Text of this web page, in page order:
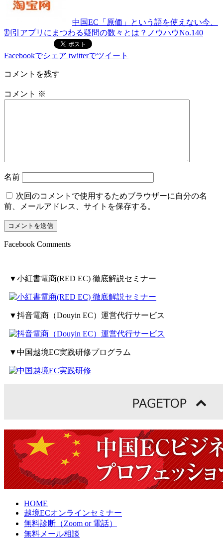
中国EC「原価」という語を使えない今、
割引アプリにまつわる疑問の数々とは？ノウハウNo.140
Facebookでシェア twitterでツイート
コメントを残す
コメント ※
名前
次回のコメントで使用するためブラウザーに自分の名
前、メールアドレス、サイトを保存する。
Facebook Comments
▼小紅書電商(RED EC) 徹底解説セミナー
▼抖音電商（Douyin EC）運営代行サービス
▼中国越境EC実践研修プログラム
HOME
越境ECオンラインセミナー
無料診断（Zoom or 電話）
無料メール相談